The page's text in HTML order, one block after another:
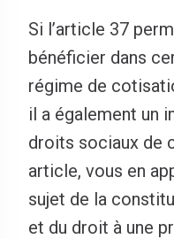
Si l’article 37
bénéficier dans
régime de
il a également un
droits sociaux de
article, vous en
sujet de la
et du droit à une